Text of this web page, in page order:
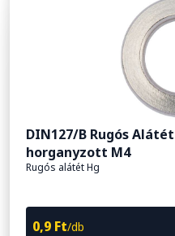
DIN127/B Rugós
horganyzott M4
Rugós alátét Hg
0,9 Ft/db